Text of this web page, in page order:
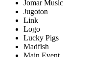
Jomar Music
Jugoton
Link
Logo
Lucky Pigs
Madfish